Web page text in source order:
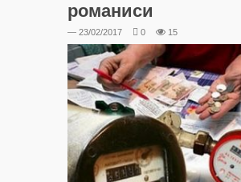
романиси
— 23/02/2017 0 15